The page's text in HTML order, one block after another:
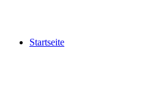
Startseite